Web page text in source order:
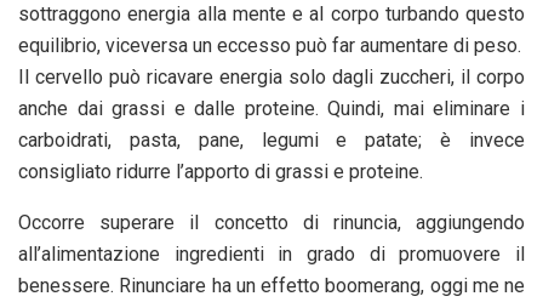
sottraggono energia alla mente e al corpo turbando questo
equilibrio, viceversa un eccesso può far aumentare di peso.
Il cervello può ricavare energia solo dagli zuccheri, il corpo
anche dai grassi e dalle proteine. Quindi, mai eliminare i
carboidrati, pasta, pane, legumi e patate; è invece
consigliato ridurre l’apporto di grassi e proteine.
Occorre superare il concetto di rinuncia, aggiungendo
all’alimentazione ingredienti in grado di promuovere il
benessere. Rinunciare ha un effetto boomerang, oggi me ne